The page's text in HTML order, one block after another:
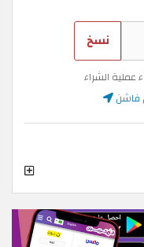
نسخ
عملية الشراء
فاشن